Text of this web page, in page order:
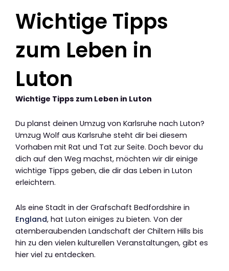
Wichtige Tipps
zum Leben in
Luton
Wichtige Tipps zum Leben in Luton
Du planst deinen Umzug von Karlsruhe nach Luton?
Umzug Wolf aus Karlsruhe steht dir bei diesem
Vorhaben mit Rat und Tat zur Seite. Doch bevor du
dich auf den Weg machst, möchten wir dir einige
wichtige Tipps geben, die dir das Leben in Luton
erleichtern.
Als eine Stadt in der Grafschaft Bedfordshire in
England, hat Luton einiges zu bieten. Von der
atemberaubenden Landschaft der Chiltern Hills bis
hin zu den vielen kulturellen Veranstaltungen, gibt es
hier viel zu entdecken.